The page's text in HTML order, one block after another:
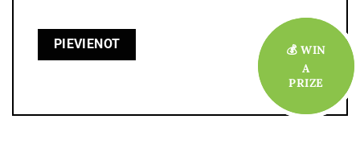
💰 WIN
A
PRIZE
💰 WIN
A
PRIZE